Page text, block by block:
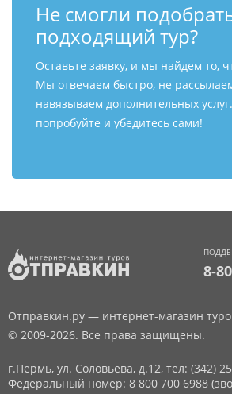
Не смогли
подходящий тур?
Оставьте заявку, и мы найдем то,
Мы отвечаем быстро, не
навязываем дополнительных
попробуйте и убедитесь сами!
8-
Отправкин.ру — интернет-магазин
© 2009-2026. Все права защищены.
г.Пермь, ул. Соловьева, д.12, тел: (342)
Федеральный номер: 8 800 700 6988